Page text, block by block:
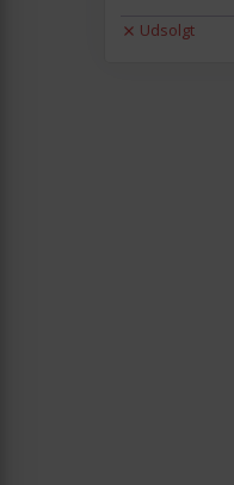
Udsolgt